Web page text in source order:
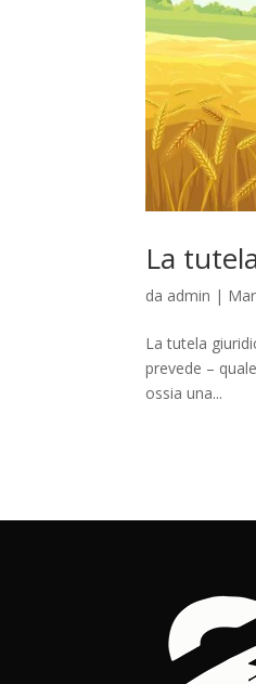
La
da admin |
La tutela
prevede –
ossia una...